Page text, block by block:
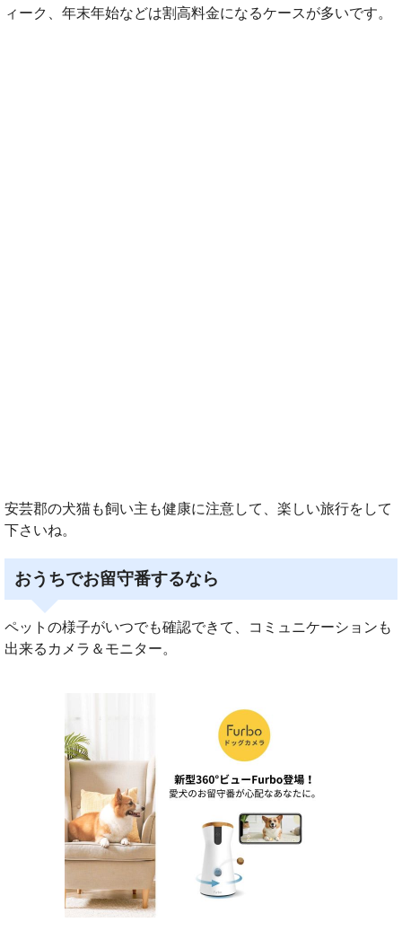
ィーク、年末年始などは割高料金になるケースが多いです。
安芸郡の犬猫も飼い主も健康に注意して、楽しい旅行をして
下さいね。
おうちでお留守番するなら
ペットの様子がいつでも確認できて、コミュニケーションも
出来るカメラ＆モニター。